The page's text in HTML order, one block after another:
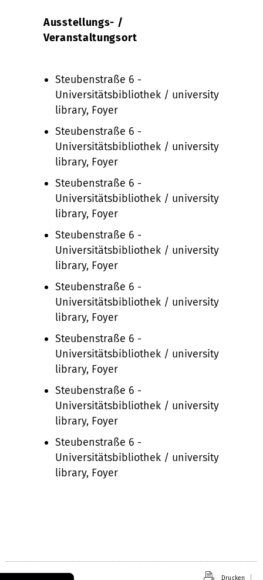
Ausstellungs- /
Veranstaltungsort
Steubenstraße 6 -
Universitätsbibliothek / university
library, Foyer
Steubenstraße 6 -
Universitätsbibliothek / university
library, Foyer
Steubenstraße 6 -
Universitätsbibliothek / university
library, Foyer
Steubenstraße 6 -
Universitätsbibliothek / university
library, Foyer
Steubenstraße 6 -
Universitätsbibliothek / university
library, Foyer
Steubenstraße 6 -
Universitätsbibliothek / university
library, Foyer
Steubenstraße 6 -
Universitätsbibliothek / university
library, Foyer
Steubenstraße 6 -
Universitätsbibliothek / university
library, Foyer
Drucken